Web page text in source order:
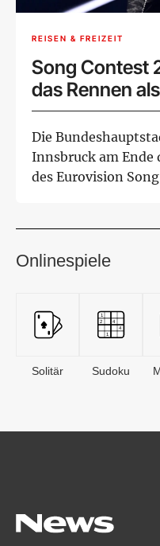
REISEN & FREIZEIT
Song Contest
das Rennen
Die
Innsbruck am Ende
des Eurovision
Onlinespiele
Solitär Sudoku